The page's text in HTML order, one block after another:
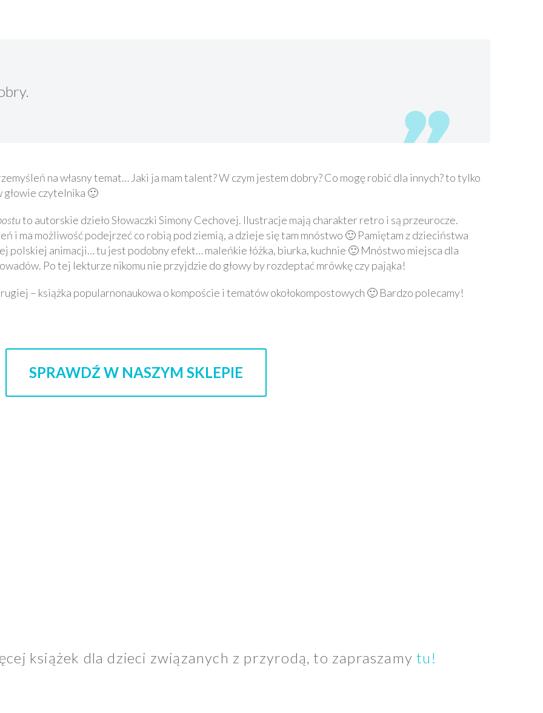
na własny temat… Jaki ja mam talent? W czym jestem dobry? Co mogę robić dla innych? to tylko
czytelnika 🙂
to autorskie dzieło Słowaczki Simony Cechovej. Ilustracje mają charakter retro i są przeurocze.
i ma możliwość podejrzeć co robią pod ziemią, a dzieje się tam mnóstwo 🙂 Pamiętam z dzieciństwa
polskiej animacji… tu jest podobny efekt… maleńkie łóżka, biurka, kuchnie 🙂 Mnóstwo miejsca dla
Po tej lekturze nikomu nie przyjdzie do głowy by rozdeptać mrówkę czy pająka!
– książka popularnonaukowa o kompoście i tematów okołokompostowych 🙂 Bardzo polecamy!
SPRAWDŹ W NASZYM SKLEPIE
książek dla dzieci związanych z przyrodą, to zapraszamytu!